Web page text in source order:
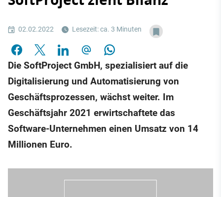
02.02.2022 Lesezeit: ca. 3 Minuten
Die SoftProject GmbH, spezialisiert auf die
Digitalisierung und Automatisierung von
Geschäftsprozessen, wächst weiter. Im
Geschäftsjahr 2021 erwirtschaftete das
Software-Unternehmen einen Umsatz von 14
Millionen Euro.